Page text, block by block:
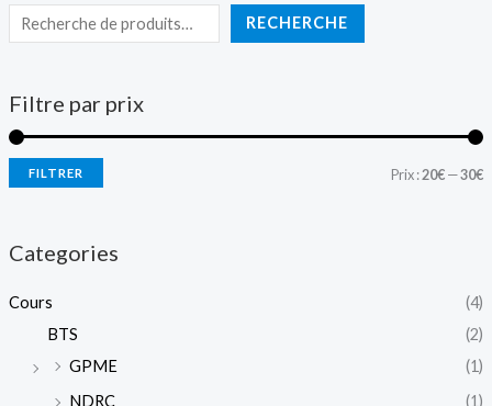
RECHERCHE
Filtre par prix
FILTRER Prix :20€—30€
Categories
Cours
(4)
BTS
(2)
GPME
(1)
NDRC
(1)